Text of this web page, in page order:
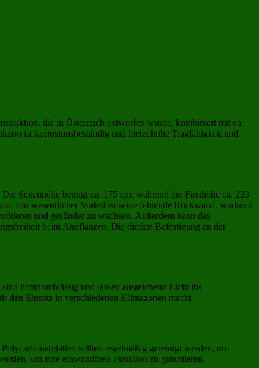
die in Österreich entworfen wurde, kombiniert mit ca.
ist korrosionsbeständig und bietet hohe Tragfähigkeit und
Seitenhöhe beträgt ca. 175 cm, während die Firsthöhe ca. 223
Ein wesentlicher Vorteil ist seine fehlende Rückwand, wodurch
und gesünder zu wachsen. Außerdem kann das
beim Anpflanzen. Die direkte Befestigung an der
lichtdurchlässig und lassen ausreichend Licht ins
den Einsatz in verschiedenen Klimazonen macht.
sollten regelmäßig gereinigt werden, um
um eine einwandfreie Funktion zu garantieren.